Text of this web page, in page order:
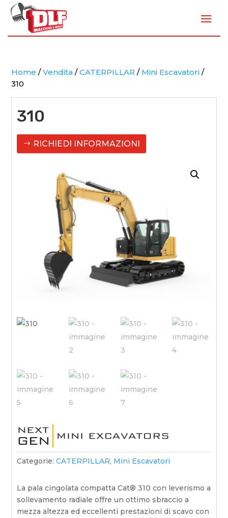
Home /Vendita /CATERPILLAR / Mini Escavatori /
310
310
RICHIEDI INFORMAZIONI
Categorie:CATERPILLAR, Mini Escavatori
La pala cingolata compatta Cat® 310 con leverismo a
sollevamento radiale offre un ottimo sbraccio a
mezza altezza ed eccellenti prestazioni di scavo con